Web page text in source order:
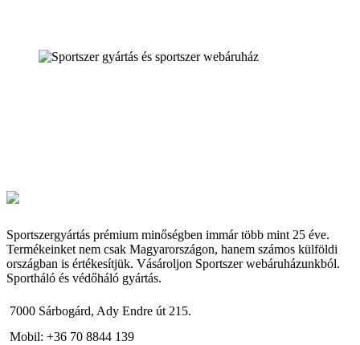
Sportszergyártás prémium minőségben immár több mint 25 éve.
Termékeinket nem csak Magyarországon, hanem számos külföldi
országban is értékesítjük. Vásároljon Sportszer webáruházunkból.
Sportháló és védőháló gyártás.
7000 Sárbogárd, Ady Endre út 215.
Mobil: +36 70 8844 139